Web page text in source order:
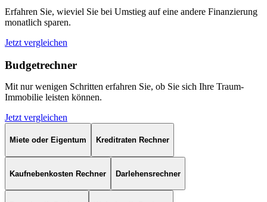
Erfahren Sie, wieviel Sie bei Umstieg auf eine andere Finanzierung
monatlich sparen.
Jetzt vergleichen
Budgetrechner
Mit nur wenigen Schritten erfahren Sie, ob Sie sich Ihre Traum-
Immobilie leisten können.
Jetzt vergleichen
Miete oder Eigentum Kreditraten Rechner
Kaufnebenkosten Rechner Darlehensrechner